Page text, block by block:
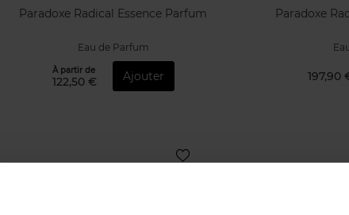
Paradoxe Radical Essence Parfum
Eau de Parfum
À partir de
122,50 € Ajouter
Paradoxe
197,90